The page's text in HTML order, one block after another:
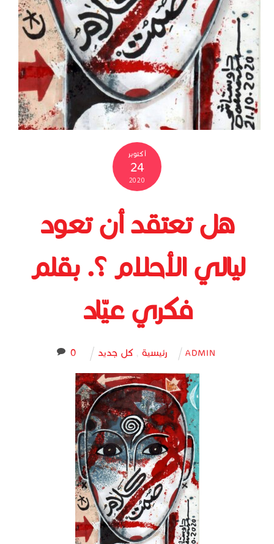
أكتوبر
24
2020
هل تعتقد أن تعود
ليالي الأحلام ؟. بقلم
فكري عيّاد
ADMIN رئيسية , كل جديد 0